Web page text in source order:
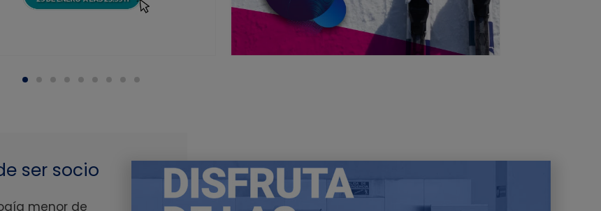
ser socio
menor de